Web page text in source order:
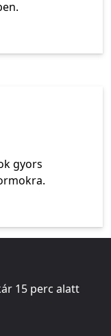
gyors
15 perc alatt